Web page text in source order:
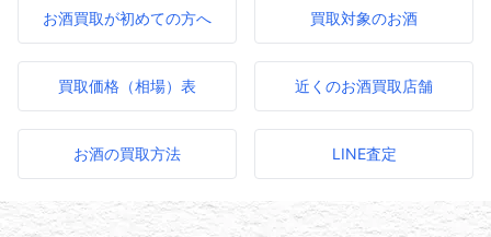
お酒買取が初めての方へ 買取対象のお酒
買取価格（相場）表 近くのお酒買取店舗
お酒の買取方法 LINE査定